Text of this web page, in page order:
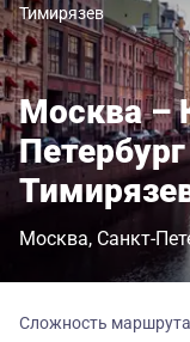
Тимирязев
Москва –
Москва Санкт-
Сложность маршрута